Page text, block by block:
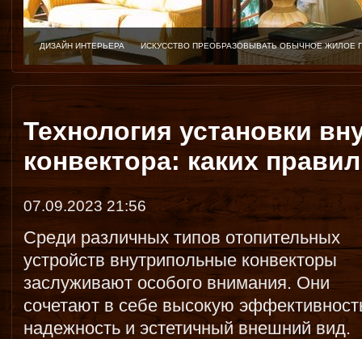
ДИЗАЙН ИНТЕРЬЕРА ИСКУССТВО ПРЕОБРАЗОВЫВАТЬ ОБЫЧНОЕ
Технология установки
конвектора: каких
07.09.2023 21:56
Среди различных типов отопительных
устройств внутрипольные конвекторы
заслуживают особого внимания. Они
сочетают в себе высокую
надежность и эстетичный внешний вид.